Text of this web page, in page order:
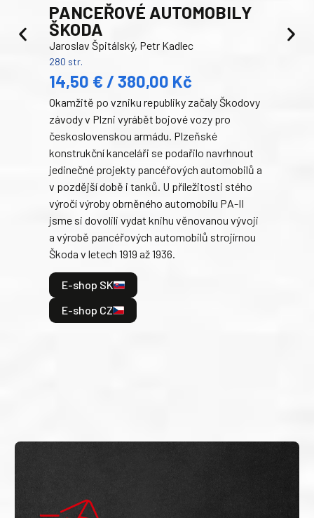
PANCEŘOVÉ AUTOMOBILY
ŠKODA
Jaroslav Špitálský, Petr Kadlec
280 str.
14,50 € / 380,00 Kč
Okamžitě po vzniku republiky začaly Škodovy
závody v Plzni vyrábět bojové vozy pro
československou armádu. Plzeňské
konstrukční kanceláři se podařilo navrhnout
jedinečné projekty pancéřových automobilů a
v pozdější době i tanků. U příležitosti stého
výročí výroby obrněného automobilu PA-II
jsme si dovolili vydat knihu věnovanou vývoji
a výrobě pancéřových automobilů strojírnou
Škoda v letech 1919 až 1936.
E-shop SK
E-shop CZ